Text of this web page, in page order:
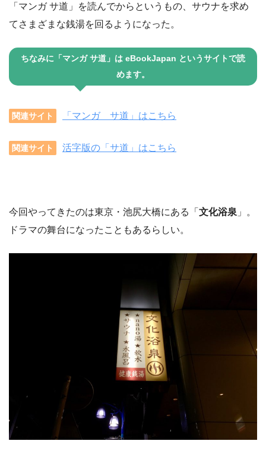
「マンガ サ道」を読んでからというもの、サウナを求め
てさまざまな銭湯を回るようになった。
ちなみに「マンガ サ道 」は eBookJapan というサイトで読
めます。
関連サイト 「マンガ サ道」はこちら
関連サイト 活字版の「サ道」はこちら
今回やってきたのは東京・池尻大橋にある「 文化浴泉 」。
ドラマの舞台になったこともあるらしい。